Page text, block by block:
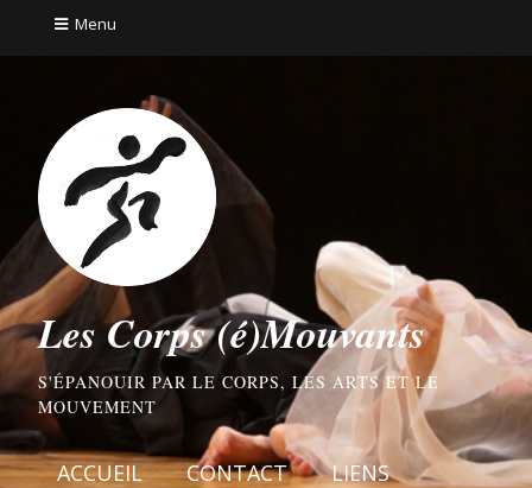
Menu
Les Corps (é)Mouvants
S'ÉPANOUIR PAR LE CORPS, LES ARTS ET LE
MOUVEMENT
ACCUEIL CONTACT LIENS